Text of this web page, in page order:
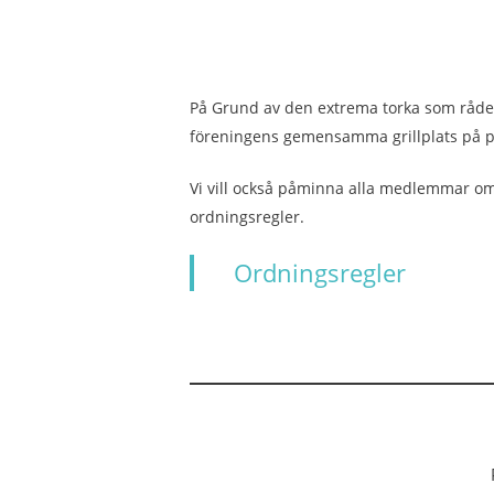
På Grund av den extrema torka som
föreningens gemensamma grillplats på
Vi vill också påminna alla medlemmar
ordningsregler.
Ordningsregler